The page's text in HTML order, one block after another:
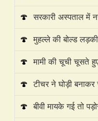
🍄 सरकारी अस्पताल में
🍄 मुहल्ले की बोल्ड लड़की
🍄 मामी की चूची चूसते
🍄 टीचर ने घोड़ी बनाकर
🍄 बीवी मायके गई तो